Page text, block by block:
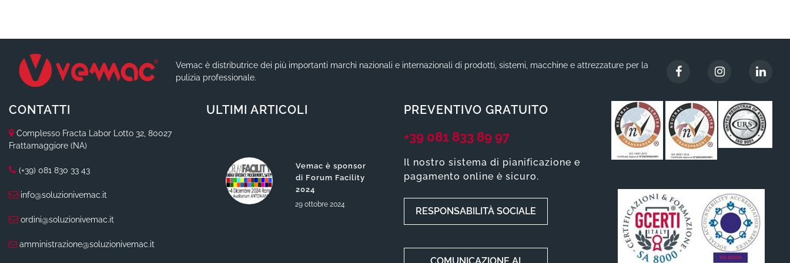
Vemac è distributrice dei più importanti marchi nazionali e internazionali di prodotti, sistemi, macchine e attrezzature per la
pulizia professionale.
CONTATTI
Complesso Fracta Labor Lotto 32, 80027
Frattamaggiore (NA)
(+39) 081 830 33 43
info@soluzionivemac.it
ordini@soluzionivemac.it
amministrazione@soluzionivemac.it
ULTIMI ARTICOLI
Vemac è sponsor
di Forum Facility
2024
29 ottobre 2024
PREVENTIVO GRATUITO
+39 081 833 89 97
Il nostro sistema di pianificazione e
pagamento online è sicuro.
RESPONSABILITÀ SOCIALE